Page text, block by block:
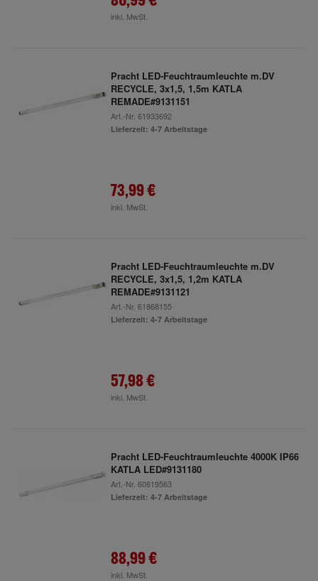
inkl. MwSt.
Pracht LED-Feuchtraumleuchte m.DV
RECYCLE, 3x1,5, 1,5m KATLA
REMADE#9131151
Art.-Nr. 61933692
Lieferzeit: 4-7 Arbeitstage
73,99 €
inkl. MwSt.
Pracht LED-Feuchtraumleuchte m.DV
RECYCLE, 3x1,5, 1,2m KATLA
REMADE#9131121
Art.-Nr. 61868155
Lieferzeit: 4-7 Arbeitstage
57,98 €
inkl. MwSt.
Pracht LED-Feuchtraumleuchte 4000K IP66
KATLA LED#9131180
Art.-Nr. 60819563
Lieferzeit: 4-7 Arbeitstage
88,99 €
inkl. MwSt.